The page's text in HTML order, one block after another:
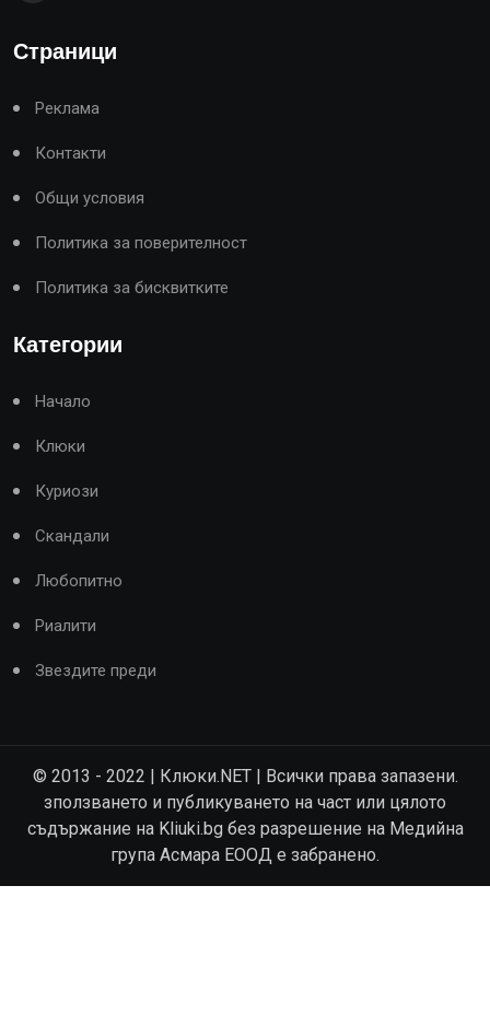
Страници
Реклама
Контакти
Общи условия
Политика за поверителност
Политика за бисквитките
Категории
Начало
Клюки
Куриози
Скандали
Любопитно
Риалити
Звездите преди
© 2013 - 2022 | Клюки.NET | Всички права запазени.
зползването и публикуването на част или цялото
съдържание на Kliuki.bg без разрешение на Медийна
група Асмара ЕООД е забранено.